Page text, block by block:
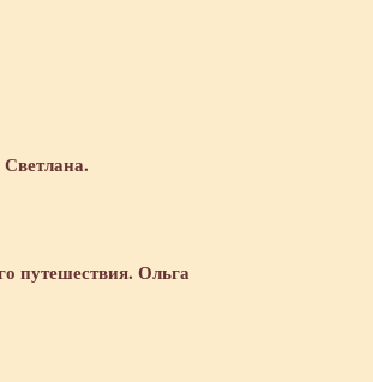
путешествия. Ольга